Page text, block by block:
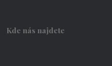
Kde nás najdete